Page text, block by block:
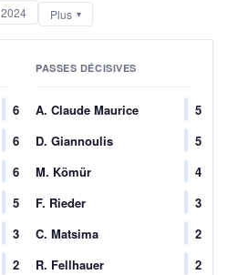
2024 Plus
6
6
6
5
3
2
PASSES DÉCISIVES
A. Claude Maurice
5
D. Giannoulis
5
M. Kömür
4
F. Rieder
3
C. Matsima
2
R. Fellhauer
2